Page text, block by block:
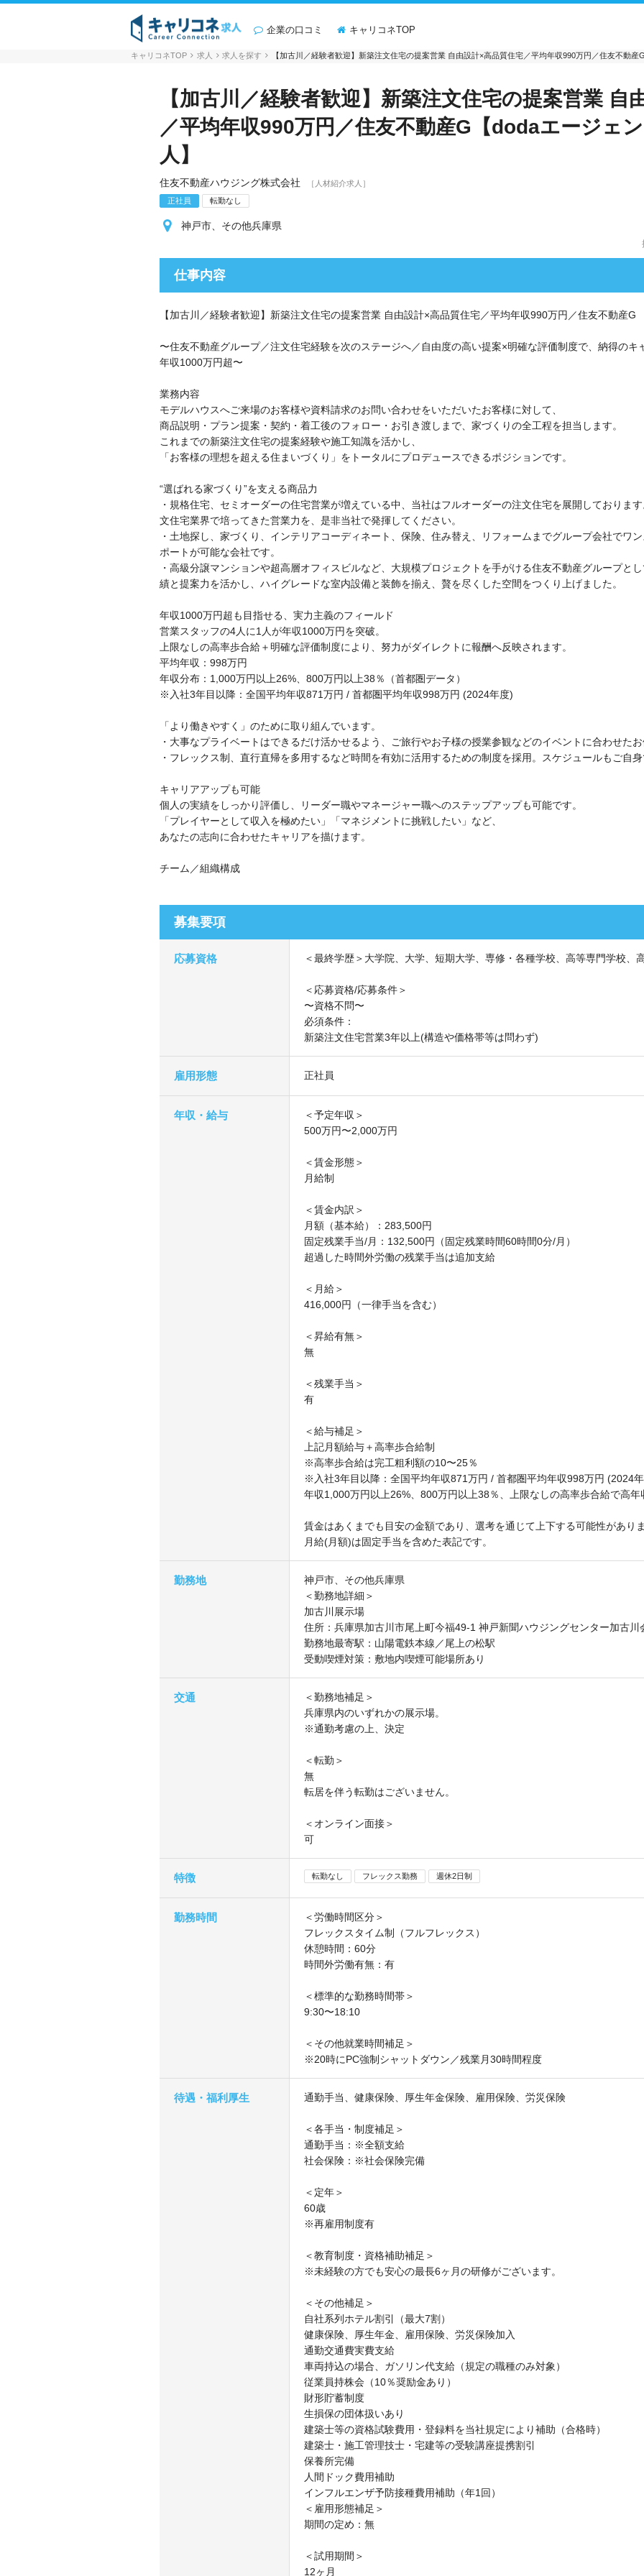
企業の口コミ キャリコネTOP
キャリコネTOP 求人 求人を探す 【加古川／経験者歓迎】新築注文住宅の提案営業 自由設計×高品質住宅／平均年収990万円／住友不動産
【加古川／経験者歓迎】新築注文住宅の提案営業 自
／平均年収990万円／住友不動産G【dodaエージェ
人】
住友不動産ハウジング株式会社
［人材紹介求人］
正社員
転勤なし
神戸市、その他兵庫県
仕事内容
【加古川／経験者歓迎】新築注文住宅の提案営業 自由設計×高品質住宅／平均年収990万円／住友不動産G
〜住友不動産グループ／注文住宅経験を次のステージへ／自由度の高い提案×明確な評価制度で、納得の
年収1000万円超〜
業務内容
モデルハウスへご来場のお客様や資料請求のお問い合わせをいただいたお客様に対して、
商品説明・プラン提案・契約・着工後のフォロー・お引き渡しまで、家づくりの全工程を担当します。
これまでの新築注文住宅の提案経験や施工知識を活かし、
「お客様の理想を超える住まいづくり」をトータルにプロデュースできるポジションです。
“選ばれる家づくり”を支える商品力
・規格住宅、セミオーダーの住宅営業が増えている中、当社はフルオーダーの注文住宅を展開しておりま
文住宅業界で培ってきた営業力を、是非当社で発揮してください。
・土地探し、家づくり、インテリアコーディネート、保険、住み替え、リフォームまでグループ会社でワ
ポートが可能な会社です。
・高級分譲マンションや超高層オフィスビルなど、大規模プロジェクトを手がける住友不動産グループと
績と提案力を活かし、ハイグレードな室内設備と装飾を揃え、贅を尽くした空間をつくり上げました。
年収1000万円超も目指せる、実力主義のフィールド
営業スタッフの4人に1人が年収1000万円を突破。
上限なしの高率歩合給＋明確な評価制度により、努力がダイレクトに報酬へ反映されます。
平均年収：998万円
年収分布：1,000万円以上26%、800万円以上38％（首都圏データ）
※入社3年目以降：全国平均年収871万円 / 首都圏平均年収998万円 (2024年度)
「より働きやすく」のために取り組んでいます。
・大事なプライベートはできるだけ活かせるよう、ご旅行やお子様の授業参観などのイベントに合わせたお
・フレックス制、直行直帰を多用するなど時間を有効に活用するための制度を採用。スケジュールもご自身
キャリアアップも可能
個人の実績をしっかり評価し、リーダー職やマネージャー職へのステップアップも可能です。
「プレイヤーとして収入を極めたい」「マネジメントに挑戦したい」など、
あなたの志向に合わせたキャリアを描けます。
チーム／組織構成
募集要項
応募資格 ＜最終学歴＞大学院、大学、短期大学、専修・各種学校、高等専門学校、
＜応募資格/応募条件＞
〜資格不問〜
必須条件：
新築注文住宅営業3年以上(構造や価格帯等は問わず)
雇用形態 正社員
年収・給与
＜予定年収＞
500万円〜2,000万円
＜賃金形態＞
月給制
＜賃金内訳＞
月額（基本給）：283,500円
固定残業手当/月：132,500円（固定残業時間60時間0分/月）
超過した時間外労働の残業手当は追加支給
＜月給＞
416,000円（一律手当を含む）
＜昇給有無＞
無
＜残業手当＞
有
＜給与補足＞
上記月額給与＋高率歩合給制
※高率歩合給は完工粗利額の10〜25％
※入社3年目以降：全国平均年収871万円 / 首都圏平均年収998万円 (2024
年収1,000万円以上26%、800万円以上38％、上限なしの高率歩合給で高年
賃金はあくまでも目安の金額であり、選考を通じて上下する可能性がありま
月給(月額)は固定手当を含めた表記です。
勤務地
神戸市、その他兵庫県
＜勤務地詳細＞
加古川展示場
住所：兵庫県加古川市尾上町今福49-1 神戸新聞ハウジングセンター加古川
勤務地最寄駅：山陽電鉄本線／尾上の松駅
受動喫煙対策：敷地内喫煙可能場所あり
交通
＜勤務地補足＞
兵庫県内のいずれかの展示場。
※通勤考慮の上、決定
＜転勤＞
無
転居を伴う転勤はございません。
＜オンライン面接＞
可
特徴 転勤なし フレックス勤務 週休2日制
勤務時間
＜労働時間区分＞
フレックスタイム制（フルフレックス）
休憩時間：60分
時間外労働有無：有
＜標準的な勤務時間帯＞
9:30〜18:10
＜その他就業時間補足＞
※20時にPC強制シャットダウン／残業月30時間程度
待遇・福利厚生 通勤手当、健康保険、厚生年金保険、雇用保険、労災保険
＜各手当・制度補足＞
通勤手当：※全額支給
社会保険：※社会保険完備
＜定年＞
60歳
※再雇用制度有
＜教育制度・資格補助補足＞
※未経験の方でも安心の最長6ヶ月の研修がございます。
＜その他補足＞
自社系列ホテル割引（最大7割）
健康保険、厚生年金、雇用保険、労災保険加入
通勤交通費実費支給
車両持込の場合、ガソリン代支給（規定の職種のみ対象）
従業員持株会（10％奨励金あり）
財形貯蓄制度
生損保の団体扱いあり
建築士等の資格試験費用・登録料を当社規定により補助（合格時）
建築士・施工管理技士・宅建等の受験講座提携割引
保養所完備
人間ドック費用補助
インフルエンザ予防接種費用補助（年1回）
＜雇用形態補足＞
期間の定め：無
＜試用期間＞
12ヶ月